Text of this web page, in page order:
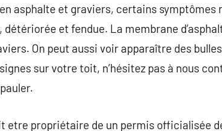
asphalte et graviers, certains symptômes
et fendue. La membrane
On peut aussi voir apparaître des
sur votre toit, n’hésitez pas à nous
etre propriétaire de un permis officialisée